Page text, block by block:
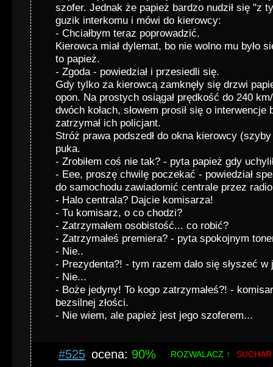
szofer. Jednak że papież bardzo nudził się "z
guzik interkomu i mówi do kierowcy:
- Chciałbym teraz poprowadzić.
Kierowca miał dylemat, bo nie wolno mu było
to papież.
- Zgoda - powiedział i przesiedli się.
Gdy tylko za kierowcą zamknęły się drzwi
opon. Na prostych osiągał prędkość do 240
dwóch kołach, słowem prosił się o
zatrzymał ich policjant.
Stróż prawa podszedł do okna kierowcy
puka.
- Zrobiłem coś nie tak? - pyta papież gdy
- Eee, proszę chwilę poczekać - powiedział
do samochodu zawiadomić centrale przez
- Halo centrala? Dajcie komisarza!
- Tu komisarz, o co chodzi?
- Zatrzymałem osobistość... co robić?
- Zatrzymałeś premiera? - pyta spokojnym
- Nie..
- Prezydenta?! - tym razem dało się słyszeć w
- Nie...
- Boże jedyny! To kogo zatrzymałeś?! -
bezsilnej złości.
- Nie wiem, ale papież jest jego szoferem...
#525 ocena: 90% ROZWALACZ ↑